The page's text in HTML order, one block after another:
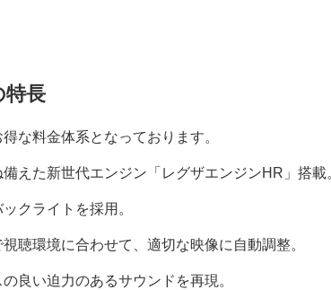
特長
な料金体系となっております。
えた新世代エンジン「レグザエンジンHR」搭載
クライトを採用。
聴環境に合わせて、適切な映像に自動調整。
良い迫力のあるサウンドを再現。